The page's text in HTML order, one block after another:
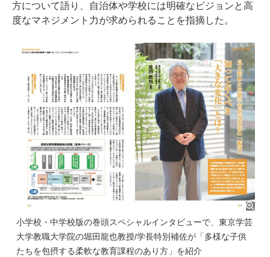
方について語り、自治体や学校には明確なビジョンと高
度なマネジメント力が求められることを指摘した。
小学校・中学校版の巻頭スペシャルインタビューで、東京学芸
大学教職大学院の堀田龍也教授/学長特別補佐が「多様な子供
たちを包摂する柔軟な教育課程のあり方」を紹介